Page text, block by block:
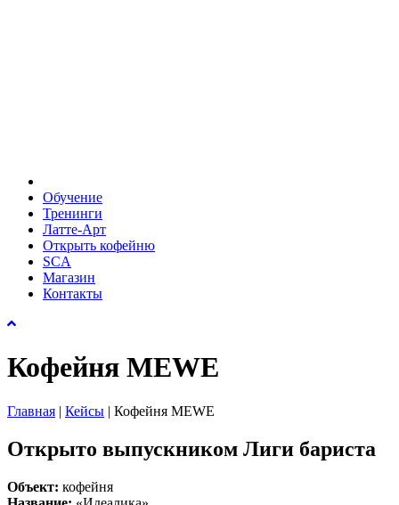
Обучение
Тренинги
Латте-Арт
Открыть кофейню
SCA
Магазин
Контакты
Кофейня MEWE
Главная | Кейсы | Кофейня MEWE
Открыто выпускником Лиги бариста
Объект: кофейня